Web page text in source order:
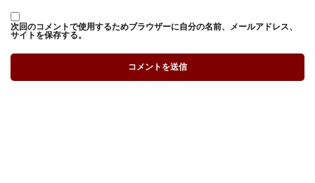
次回のコメントで使用するためブラウザーに自分の名前、メールアドレス、
サイトを保存する。